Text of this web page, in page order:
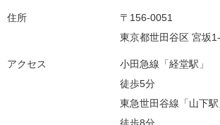
住所
〒156-0051
東京都世田谷区 宮坂
アクセス
小田急線「経堂駅」
徒歩5分
東急世田谷線「山下駅